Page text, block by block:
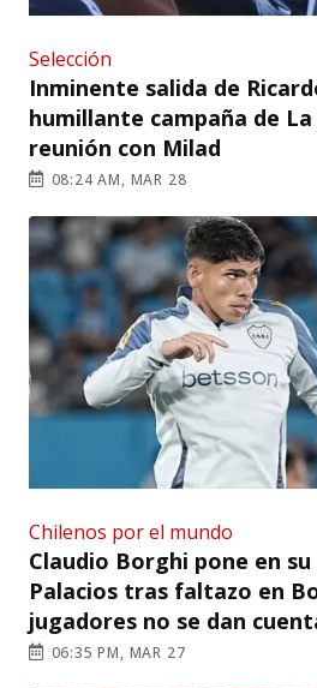
Selección
Inminente salida de
humillante campaña de
reunión con Milad
08:24 AM, MAR 28
Chilenos por el mundo
Claudio Borghi pone en
Palacios tras faltazo en
jugadores no se dan
06:35 PM, MAR 27